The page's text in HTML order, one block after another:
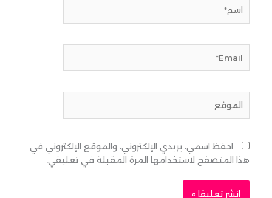
احفظ اسمي، بريدي الإلكتروني، والموقع الإلكتروني في
هذا المتصفح لاستخدامها المرة المقبلة في تعليقي.